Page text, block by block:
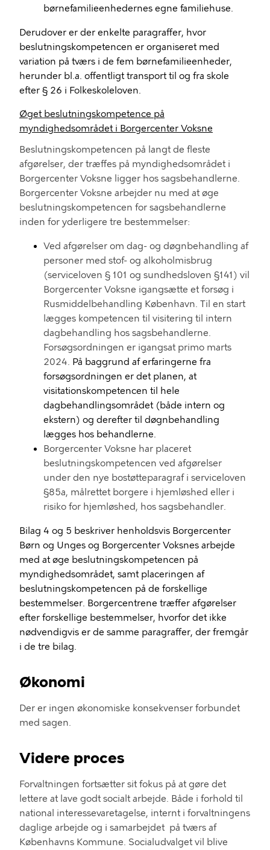
børnefamilieenhedernes egne familiehuse.
Derudover er der enkelte paragraffer, hvor
beslutningskompetencen er organiseret med
variation på tværs i de fem børnefamilieenheder,
herunder bl.a. offentligt transport til og fra skole
efter § 26 i Folkeskoleloven.
Øget beslutningskompetence på
myndighedsområdeti Borgercenter Voksne
Beslutningskompetencen på langtde fleste
afgørelser, der træffes på myndighedsområdet i
Borgercenter Voksne ligger hos sagsbehandlerne.
Borgercenter Voksne arbejder nu med at øge
beslutningskompetencen for sagsbehandlerne
inden for yderligere tre bestemmelser:
Ved afgørelser om dag- og døgnbehandling af
personer med stof- og alkoholmisbrug
(serviceloven § 101 og sundhedsloven §141) vil
Borgercenter Voksne igangsætte et forsøg i
Rusmiddel behandling København. Til en start
lægges kompetencen til visitering til intern
dagbehandling hos sagsbehandlerne.
Forsøgsordningen er igangsat primo marts
2024. På baggrund af erfaringerne fra
forsøgsordningen er det planen, at
visitationskompetencen til hele
dagbehandlingsområdet (både intern og
ekstern) og derefter til døgnbehandling
lægges hos behandlerne.
Borgercenter Voksne har placeret
beslutningskompetencen ved afgørelser
under den nye bostøtteparagraf i serviceloven
§85a, målrettet borgere i hjemløshed eller i
risiko for hjemløshed, hos sagsbehandler.
Bilag 4 og 5 beskriver henholdsvis Borgercenter
Børn og Unges og Borgercenter Voksnes arbejde
med at øge beslutningskompetencen på
myndighedsområdet, samt placeringen af
beslutningskompetencen på de forskellige
bestemmelser. Borgercentrene træffer afgørelser
efter forskellige bestemmelser, hvorfor det ikke
nødvendigvis er de samme paragraffer, der fremgår
i de tre bilag.
Økonomi
Der er ingen økonomiske konsekvenser forbundet
med sagen.
Videre proces
Forvaltningen fortsætter sit fokus på atgøre det
lettere at lave godt socialt arbejde. Både i forhold til
national interessevaretagelse, internt i forvaltningens
daglige arbejde og i samarbejdet på tværs af
Københavns Kommune. Socialudvalgetvil blive